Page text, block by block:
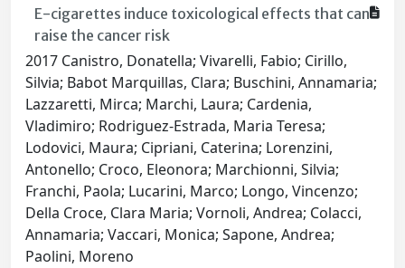
E-cigarettes induce toxicological effects that can
raise the cancer risk
2017 Canistro, Donatella; Vivarelli, Fabio; Cirillo,
Silvia; Babot Marquillas, Clara; Buschini, Annamaria;
Lazzaretti, Mirca; Marchi, Laura; Cardenia,
Vladimiro; Rodriguez-Estrada, Maria Teresa;
Lodovici, Maura; Cipriani, Caterina; Lorenzini,
Antonello; Croco, Eleonora; Marchionni, Silvia;
Franchi, Paola; Lucarini, Marco; Longo, Vincenzo;
Della Croce, Clara Maria; Vornoli, Andrea; Colacci,
Annamaria; Vaccari, Monica; Sapone, Andrea;
Paolini, Moreno